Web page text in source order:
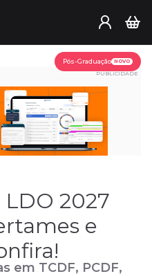
Pós-Graduação NOVO
PUBLICIDADE
LDO 2027
e
em TCDF, PCDF,